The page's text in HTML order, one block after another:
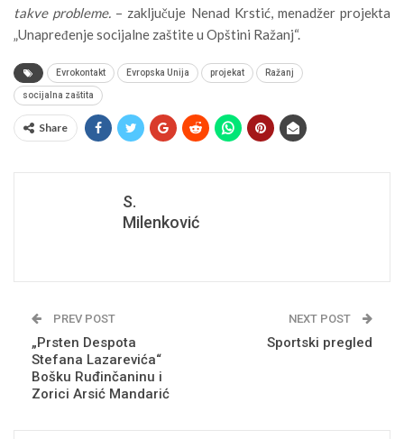
takve probleme. – zaključuje Nenad Krstić, menadžer projekta
„Unapređenje socijalne zaštite u Opštini Ražanj“.
Evrokontakt Evropska Unija projekat Ražanj
socijalna zaštita
Share
S.
Milenković
PREV POST
„Prsten Despota
Stefana Lazarevića“
Bošku Ruđinčaninu i
Zorici Arsić Mandarić
NEXT POST
Sportski pregled